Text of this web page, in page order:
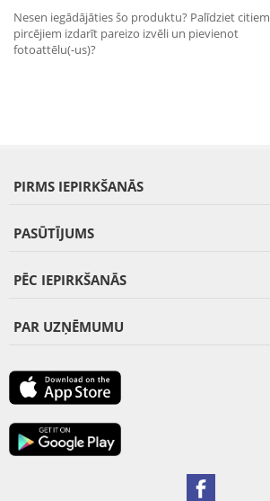
Nesen iegādājāties šo produktu? Palīdziet citiem
pircējiem izdarīt pareizo izvēli un pievienot
fotoattēlu(-us)?
PIRMS IEPIRKŠANĀS
PASŪTĪJUMS
PĒC IEPIRKŠANĀS
PAR UZŅĒMUMU